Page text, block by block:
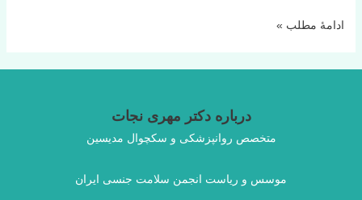
بهترین
ادامۀ مطلب »
درباره دکتر مهری نجات
متخصص روانپزشکی و سکچوال مدیسین
موسس و ریاست انجمن سلامت جنسی ایران